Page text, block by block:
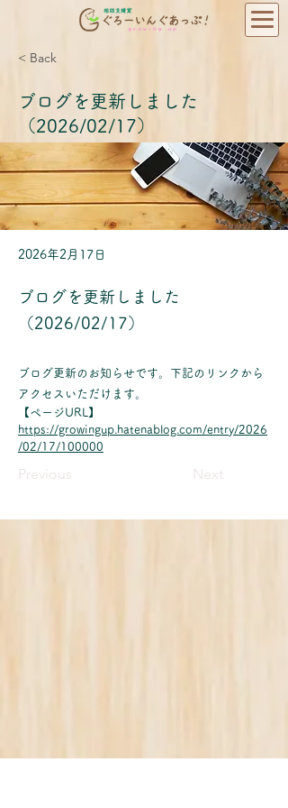
< Back
ブログを更新しました
（2026/02/17）
2026年2月17日
ブログを更新しました
（2026/02/17）
ブログ更新のお知らせです。下記のリンクから
アクセスいただけます。
【ページURL】
https://growingup.hatenablog.com/entry/2026
/02/17/100000
Previous Next